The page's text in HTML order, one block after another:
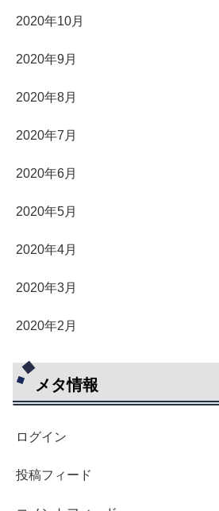
2020年10月
2020年9月
2020年8月
2020年7月
2020年6月
2020年5月
2020年4月
2020年3月
2020年2月
メタ情報
ログイン
投稿フィード